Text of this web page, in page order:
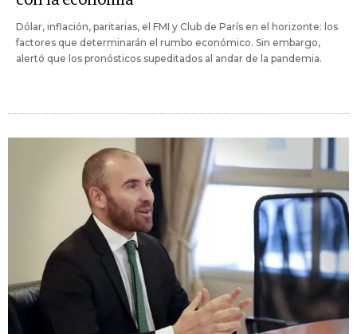
Dólar, inflación, paritarias, el FMI y Club de París en el horizonte: los
factores que determinarán el rumbo económico. Sin embargo,
alertó que los pronósticos supeditados al andar de la pandemia.